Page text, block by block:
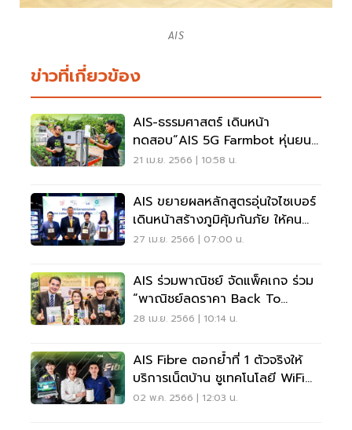
AIS
ข่าวที่เกี่ยวข้อง
AIS-ธรรมศาสตร์ เดินหน้า
ทดสอบ“AIS 5G Farmbot หุ่นยนต์
เกษตรอัจฉริยะ”
21 เม.ย. 2566 | 10:58 น.
AIS ขยายผลหลักสูตรอุ่นใจไซเบอร์
เดินหน้าสร้างภูมิคุ้มกันภัย ให้คน
ไทยทุกกลุ่ม
27 เม.ย. 2566 | 07:00 น.
AIS ร่วมพาณิชย์ จัดแพ็คเกจ ร่วม
“พาณิชย์ลดราคา Back To
School”
28 เม.ย. 2566 | 10:14 น.
AIS Fibre ตอกย้ำที่ 1 ตัวจริงให้
บริการเน็ตบ้าน ชูเทคโนโลยี WiFi
6E ต่อเนื่อง
02 พ.ค. 2566 | 12:03 น.